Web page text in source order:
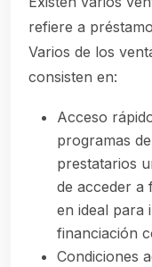
refiere a
Varios de los
consisten en:
Acceso
programas
prestatarios
de acceder a
en ideal para
financiación
Condiciones